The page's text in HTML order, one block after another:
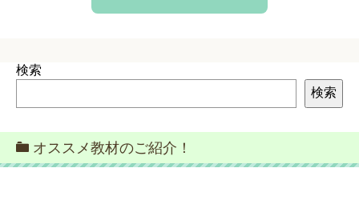
検索
検索
オススメ教材のご紹介！